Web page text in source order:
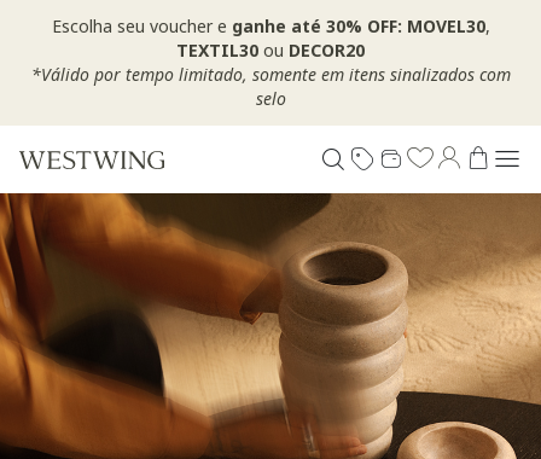
Escolha seu voucher e ganhe até 30% OFF: MOVEL30,
TEXTIL30 ou DECOR20
*Válido por tempo limitado, somente em itens sinalizados com
selo